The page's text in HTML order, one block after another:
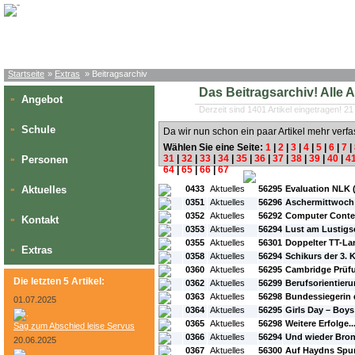
Startseite » Extras » Beitragsarchiv
» Angebot
» Schule
» Personen
» Aktuelles
» Kontakt
» Extras
Die letzten 5 Artikel:
01.07.2025
Sag zum Abschied leise Servus
20.06.2025
Das Beitragsarchiv! Alle
Derzeit sind 1401 Artikel eingetragen!
Da wir nun schon ein paar Artikel mehr
Wählen Sie eine Seite: 1 2 3 4 5 6 7
31
32 33 34 35 36 37 38 39 40
64|65|66|67
#L: #ID: #Rubrik:
0433 Aktuelles 56295 Evaluation NLK
0351 Aktuelles 56296
0352 Aktuelles 56292 Computer
0353 Aktuelles 56294 Lust am
0355 Aktuelles 56301 Doppelter TT-
0358 Aktuelles 56294 Schikurs der 3.
0360 Aktuelles 56295 Cambridge
0362 Aktuelles 56299
0363 Aktuelles 56298 Bundessiegerin
0364 Aktuelles 56295 Girls Day –
0365 Aktuelles 56298 Weitere Erfolge...
0366 Aktuelles 56294 Und wieder
0367 Aktuelles 56300 Auf Haydns